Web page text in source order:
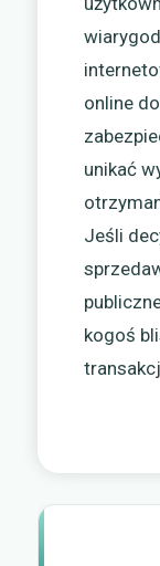
online
unikać
Jeśli
kogoś